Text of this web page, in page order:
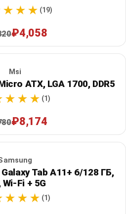
(19)
₽4,058
Msi
ATX, LGA 1700, DDR5
(1)
₽8,174
Tab A11+ 6/128 ГБ,
Wi‑Fi + 5G
(1)